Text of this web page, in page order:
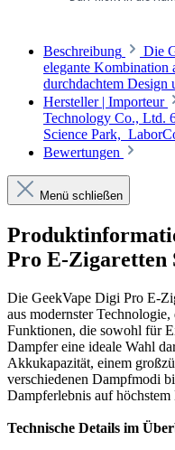
Beschreibung
Die
elegante Kombination
durchdachtem
Hersteller | Importeur
Technology Co., Ltd.
Science Park,
Bewertungen
Menü schließen
Pro E-Zigaretten
Die GeekVape Digi Pro E-
aus modernster
Funktionen, die sowohl für
Dampfer eine ideale Wahl
Akkukapazität, einem
verschiedenen Dampfmodi
Dampferlebnis auf höchstem
Technische Details im